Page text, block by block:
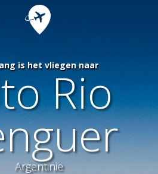
is het vliegen naar
Rio
Argentinië